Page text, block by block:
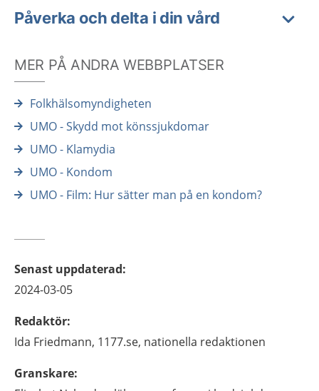
Påverka och delta i din vård
MER PÅ ANDRA WEBBPLATSER
Folkhälsomyndigheten
UMO - Skydd mot könssjukdomar
UMO - Klamydia
UMO - Kondom
UMO - Film: Hur sätter man på en kondom?
Senast uppdaterad:
2024-03-05
Redaktör:
Ida Friedmann, 1177.se, nationella redaktionen
Granskare: